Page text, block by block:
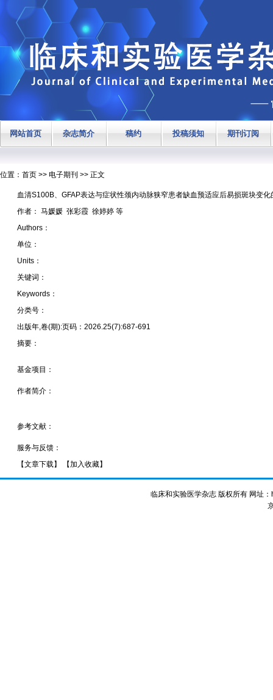
网站首页 杂志简介 稿约 投稿须知 期刊订阅
位置： 首页 >> 电子期刊 >> 正文
血清S100B、GFAP表达与症状性颈内动脉狭窄患者缺血预适应后易损斑块变化
作者： 马媛媛 张彩霞 徐婷婷 等
Authors：
单位：
Units：
关键词：
Keywords：
分类号：
出版年,卷(期):页码：2026.25(7):687-691
摘要：
基金项目：
作者简介：
参考文献：
服务与反馈：
【文章下载】 【加入收藏】
临床和实验医学杂志 版权所有 网址